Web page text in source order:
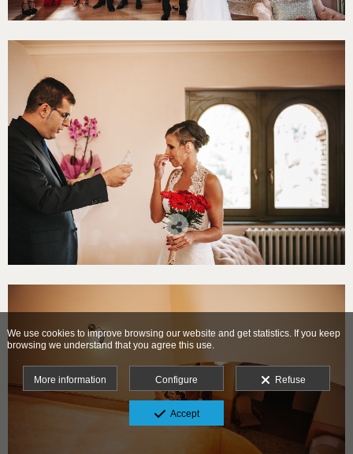
We use cookies to improve browsing our website and get statistics. If you keep
browsing we understand that you agree this use.
More information Configure Refuse
Accept